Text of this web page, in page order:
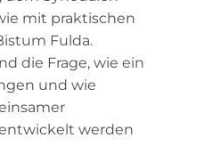
mit praktischen
Fulda.
die Frage, wie ein
und wie
werden